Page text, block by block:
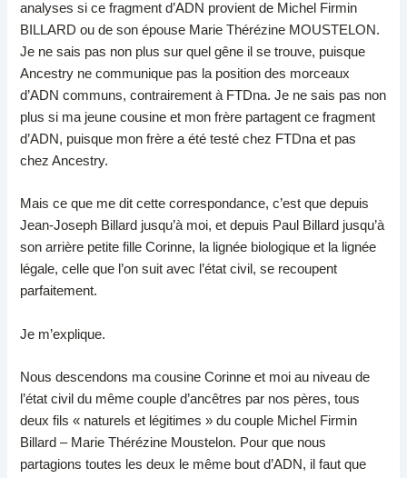
analyses si ce fragment d’ADN provient de Michel Firmin
BILLARD ou de son épouse Marie Thérézine MOUSTELON.
Je ne sais pas non plus sur quel gêne il se trouve, puisque
Ancestry ne communique pas la position des morceaux
d’ADN communs, contrairement à FTDna. Je ne sais pas non
plus si ma jeune cousine et mon frère partagent ce fragment
d’ADN, puisque mon frère a été testé chez FTDna et pas
chez Ancestry.
Mais ce que me dit cette correspondance, c’est que depuis
Jean-Joseph Billard jusqu’à moi, et depuis Paul Billard jusqu’à
son arrière petite fille Corinne, la lignée biologique et la lignée
légale, celle que l’on suit avec l’état civil, se recoupent
parfaitement.
Je m’explique.
Nous descendons ma cousine Corinne et moi au niveau de
l’état civil du même couple d’ancêtres par nos pères, tous
deux fils « naturels et légitimes » du couple Michel Firmin
Billard – Marie Thérézine Moustelon. Pour que nous
partagions toutes les deux le même bout d’ADN, il faut que